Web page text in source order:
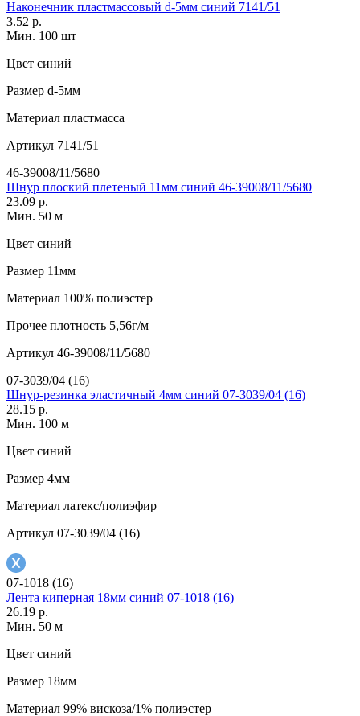
Наконечник пластмассовый d-5мм синий 7141/51
3.52 р.
Мин. 100 шт
Цвет синий
Размер d-5мм
Материал пластмасса
Артикул 7141/51
46-39008/11/5680
Шнур плоский плетеный 11мм синий 46-39008/11/5680
23.09 р.
Мин. 50 м
Цвет синий
Размер 11мм
Материал 100% полиэстер
Прочее плотность 5,56г/м
Артикул 46-39008/11/5680
07-3039/04 (16)
Шнур-резинка эластичный 4мм синий 07-3039/04 (16)
28.15 р.
Мин. 100 м
Цвет синий
Размер 4мм
Материал латекс/полиэфир
Артикул 07-3039/04 (16)
07-1018 (16)
Лента киперная 18мм синий 07-1018 (16)
26.19 р.
Мин. 50 м
Цвет синий
Размер 18мм
Материал 99% вискоза/1% полиэстер